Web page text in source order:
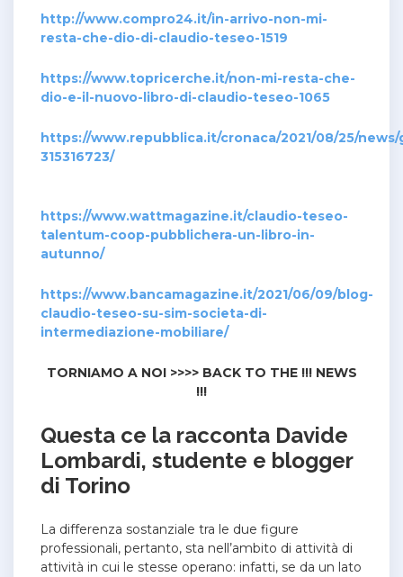
http://www.compro24.it/in-arrivo-non-mi-
resta-che-dio-di-claudio-teseo-1519
https://www.topricerche.it/non-mi-resta-che-
dio-e-il-nuovo-libro-di-claudio-teseo-1065
https://www.repubblica.it/cronaca/2021/08/25/news/
315316723/
https://www.wattmagazine.it/claudio-teseo-
talentum-coop-pubblichera-un-libro-in-
autunno/
https://www.bancamagazine.it/2021/06/09/blog-
claudio-teseo-su-sim-societa-di-
intermediazione-mobiliare/
TORNIAMO A NOI >>>> BACK TO THE !!! NEWS
!!!
Questa ce la racconta Davide
Lombardi, studente e blogger
di Torino
La differenza sostanziale tra le due figure
professionali, pertanto, sta nell’ambito di attività di
attività in cui le stesse operano: infatti, se da un lato